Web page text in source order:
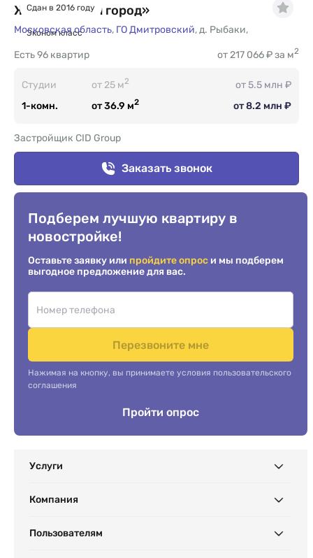
ЖК «Зеленый город»
Московская область, ГО Дмитровский,д. Рыбаки,
96 квартир
Есть от 217 066 ₽ за м2
Студии от 25 м2
от 5.5 млн ₽
1-комн.
от 36.9 м2 от 8.2 млн ₽
Застройщик CID Group
Заказать звонок
Сдан в 2016 году
Эконом класс
Подберем лучшую квартиру в
новостройке!
Оставьте заявку или пройдите опрос и мы подберем
выгодное предложение для вас.
Перезвоните мне
Нажимая на кнопку, вы принимаете условия пользовательского
соглашения
Пройти опрос
Услуги
Компания
Пользователям